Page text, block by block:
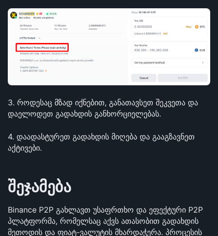
3. როდესაც მზად იქნებით, განათავსეთ შეკვეთა და
დაელოდეთ გადახდის განხორციელებას.
4. დაადასტურეთ გადახდის მიღება და გააგზავნეთ
აქტივები.
შეჯამება
Binance P2P გახლავთ უსაფრთხო და ეფექტური P2P
პლატფორმა, რომელსაც აქვს ათასობით გადახდის
მეთოდის და ფიატ-ვალუტის მხარდაჭერა. პროცესის